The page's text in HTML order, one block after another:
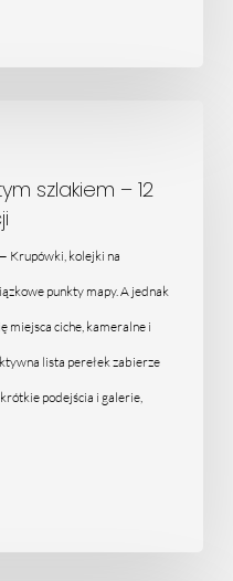
szlakiem – 12
Krupówki, kolejki na
punkty mapy. A jednak
miejsca ciche, kameralne i
lista perełek zabierze
podejścia i galerie,